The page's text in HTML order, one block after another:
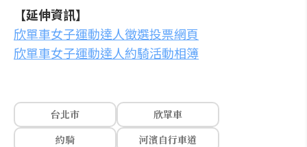
【延伸資訊】
欣單車女子運動達人徵選投票網頁
欣單車女子運動達人約騎活動相簿
台北市
欣單車
約騎
河濱自行車道